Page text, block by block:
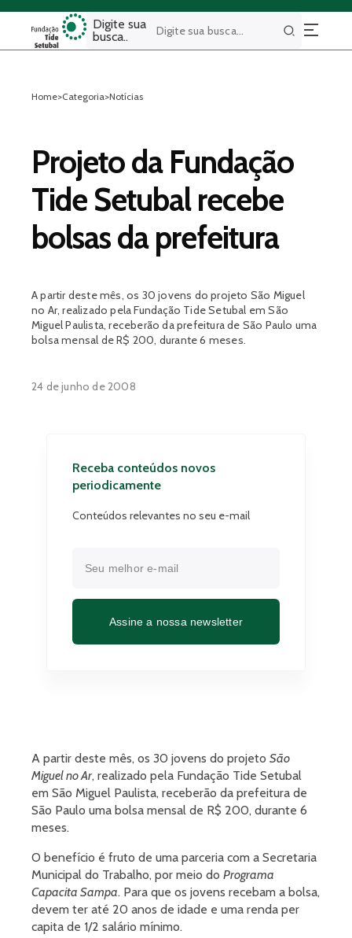
Digite sua
busca..
Buscar
Home>Categoria>Notícias
Projeto da Fundação
Tide Setubal recebe
bolsas da prefeitura
A partir deste mês, os 30 jovens do projeto São Miguel
no Ar, realizado pela Fundação Tide Setubal em São
Miguel Paulista, receberão da prefeitura de São Paulo uma
bolsa mensal de R$ 200, durante 6 meses.
24 de junho de 2008
A partir deste mês, os 30 jovens do projeto São
Miguel no Ar, realizado pela Fundação Tide Setubal
em São Miguel Paulista, receberão da prefeitura de
São Paulo uma bolsa mensal de R$ 200, durante 6
meses.
O benefício é fruto de uma parceria com a Secretaria
Municipal do Trabalho, por meio do Programa
Capacita Sampa. Para que os jovens recebam a bolsa,
devem ter até 20 anos de idade e uma renda per
capita de 1/2 salário mínimo.
Receba conteúdos novos
periodicamente
Conteúdos relevantes no seu e-mail
Assine a nossa newsletter